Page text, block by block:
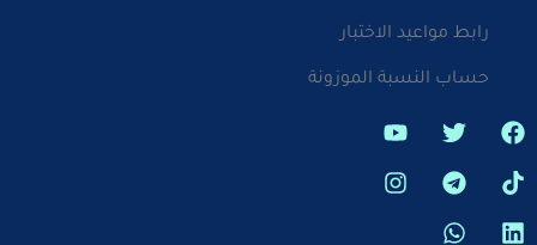
رابط مواعيد الاختبار
حساب النسبة الموزونة